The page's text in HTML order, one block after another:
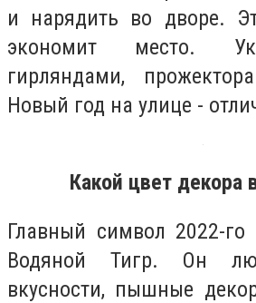
и нарядить во дворе.
экономит место.
гирляндами,
Новый год на улице -
Какой цвет декора
Главный символ 2022-го
Водяной Тигр. Он
вкусности, пышные